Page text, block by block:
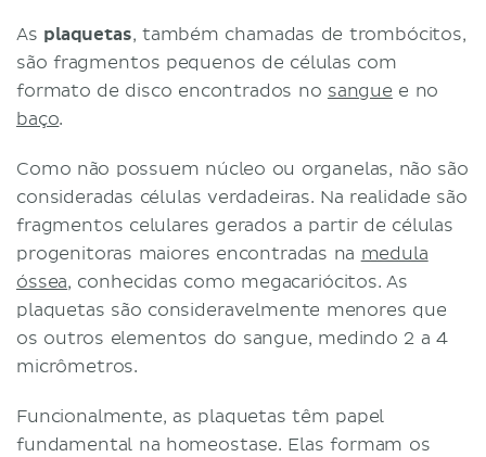
As plaquetas, também chamadas de trombócitos,
são fragmentos pequenos de células com
formato de disco encontrados no sangue e no
baço.
Como não possuem núcleo ou organelas, não são
consideradas células verdadeiras. Na realidade são
fragmentos celulares gerados a partir de células
progenitoras maiores encontradas na medula
óssea, conhecidas como megacariócitos. As
plaquetas são consideravelmente menores que
os outros elementos do sangue, medindo 2 a 4
micrômetros.
Funcionalmente, as plaquetas têm papel
fundamental na homeostase. Elas formam os